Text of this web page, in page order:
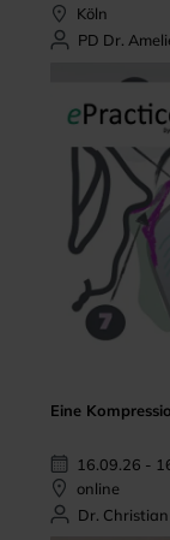
Köln
PD Dr.
Eine
16.09.26 -
online
Dr.